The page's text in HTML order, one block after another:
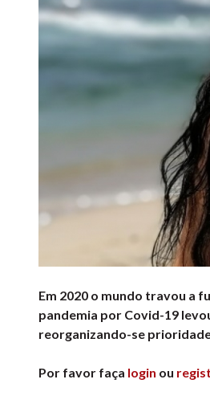
Em 2020 o mundo travou a
pandemia por Covid-19
reorganizando-se
Por favor faça login ou